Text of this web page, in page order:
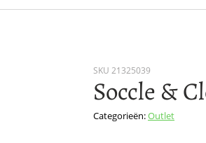
SKU21325039
Soccle &
Categorieën:Outlet